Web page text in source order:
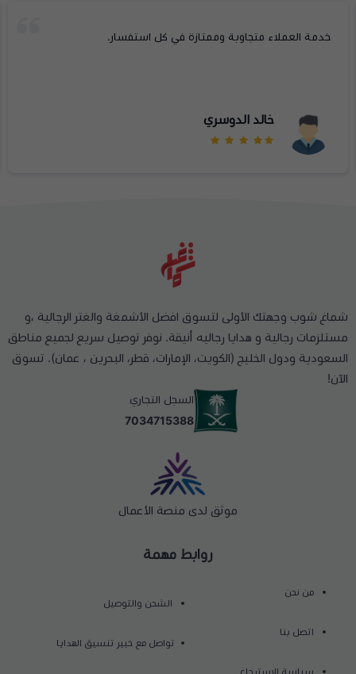
خدمة العملاء متجاوبة وممتازة في كل استفسار.
خالد الدوسري
روابط مهمة
من نحن
اتصل بنا
سياسة الاسترجاع
الشحن والتوصيل
تواصل مع خبير تنسيق الهدايا
شماغ شوب وجهتك الأولى لتسوق افضل الأشمغة والغتر الرجالية ،و
مستلزمات رجالية و هدايا رجاليه أنيقة. نوفر توصيل سريع لجميع مناطق
السعودية ودول الخليج (الكويت، الإمارات، قطر، البحرين ، عمان). تسوق
الآن!
السجل التجاري
7034715388
موثق لدى منصة الأعمال